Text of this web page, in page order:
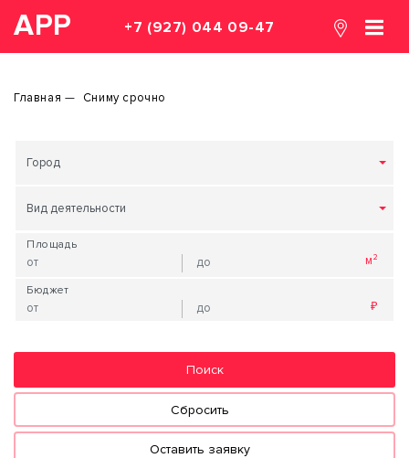
АРР +7 (927) 044 09-47
Главная Сниму срочно
Город
Вид деятельности
Площадь
Бюджет
Поиск
Сбросить
Оставить заявку